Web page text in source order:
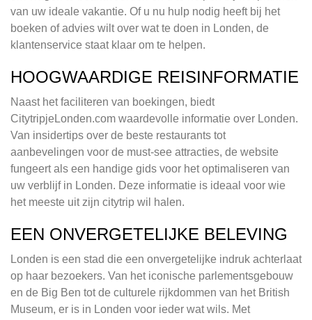
van uw ideale vakantie. Of u nu hulp nodig heeft bij het
boeken of advies wilt over wat te doen in Londen, de
klantenservice staat klaar om te helpen.
HOOGWAARDIGE REISINFORMATIE
Naast het faciliteren van boekingen, biedt
CitytripjeLonden.com waardevolle informatie over Londen.
Van insidertips over de beste restaurants tot
aanbevelingen voor de must-see attracties, de website
fungeert als een handige gids voor het optimaliseren van
uw verblijf in Londen. Deze informatie is ideaal voor wie
het meeste uit zijn citytrip wil halen.
EEN ONVERGETELIJKE BELEVING
Londen is een stad die een onvergetelijke indruk achterlaat
op haar bezoekers. Van het iconische parlementsgebouw
en de Big Ben tot de culturele rijkdommen van het British
Museum, er is in Londen voor ieder wat wils. Met